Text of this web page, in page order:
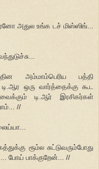
அதுல உங்க டச் மிஸ்ஸிங்...
அம்மாம்பெரிய பத்தி
ஒரு வார்த்தைக்கு கூட
டி.ஆர் இரசிகர்கள்
//
ரூம்ல சுட்டுவரும்போது
போய் பாக்குறேன்... //